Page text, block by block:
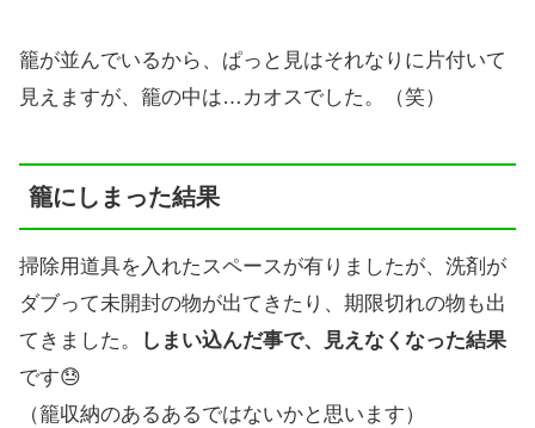
籠が並んでいるから、ぱっと見はそれなりに片付いて
見えますが、籠の中は…カオスでした。（笑）
籠にしまった結果
掃除用道具を入れたスペースが有りましたが、洗剤が
ダブって未開封の物が出てきたり、期限切れの物も出
てきました。
しまい込んだ事で、見えなくなった結果
です😓
（籠収納のあるあるではないかと思います）